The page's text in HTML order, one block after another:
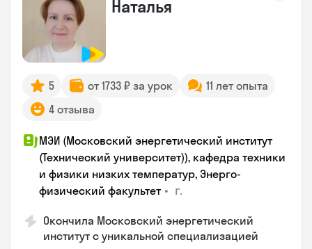
Наталья
5 от 1733 ₽ за урок
11 лет опыта
4 отзыва
МЭИ (Московский энергетический институт
(Технический университет)), кафедра техники
и физики низких температур, Энерго-
физический факультет • г.
Окончила Московский энергетический
институт с уникальной специализацией